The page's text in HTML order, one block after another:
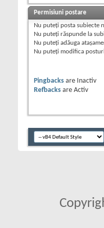
Permisiuni postare
Nu puteţi posta subiecte
Nu puteţi răspunde la
Nu puteţi adăuga
Nu puteţi modifica
Pingbacks are
Inactiv
Refbacks are Activ